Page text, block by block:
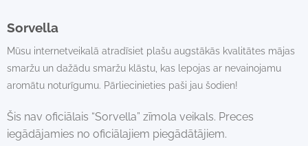
Sorvella
Mūsu internetveikalā atradīsiet plašu augstākās kvalitātes mājas
smaržu un dažādu smaržu klāstu, kas lepojas ar nevainojamu
aromātu noturīgumu. Pārliecinieties paši jau šodien!
Šis nav oficiālais “Sorvella” zīmola veikals. Preces
iegādājamies no oficiālajiem piegādātājiem.